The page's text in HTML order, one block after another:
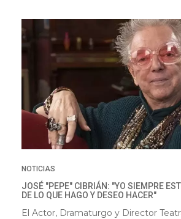
NOTICIAS
JOSÉ "PEPE" CIBRIÁN: "YO SIEMPRE
DE LO QUE HAGO Y DESEO HACER"
El Actor, Dramaturgo y Director